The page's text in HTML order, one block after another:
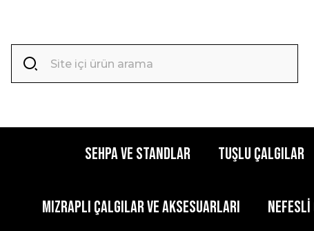
SEHPA VE STANDLAR TUŞLU ÇALGILAR
MIZRAPLI ÇALGILAR VE AKSESUARLARI